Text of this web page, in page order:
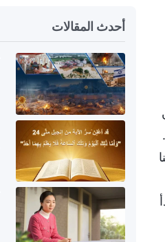
أحدث المقالات